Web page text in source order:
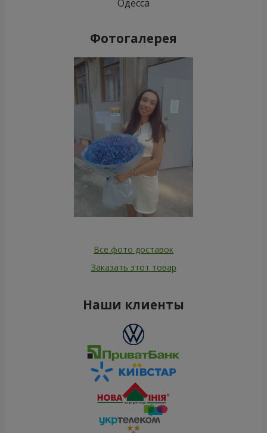
Одесса
Фотогалерея
Все фото доставок
Заказать этот товар
Наши клиенты